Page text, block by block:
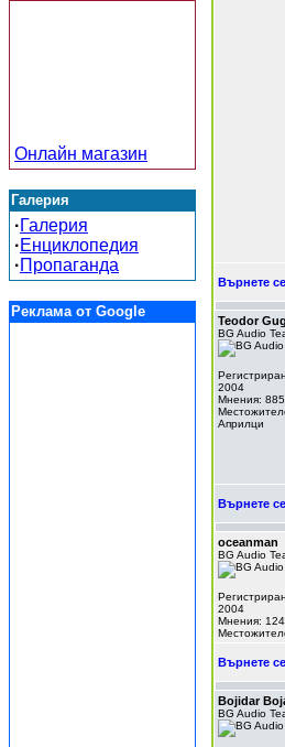
Онлайн магазин
Галерия
·Галерия
·Енциклопедия
·Пропаганда
Реклама от Google
Върнете
Teodor
BG Audio
2004
Мнения: 885
Априлци
Върнете
oceanman
BG Audio
2004
Мнения:
Върнете
Bojidar
BG Audio